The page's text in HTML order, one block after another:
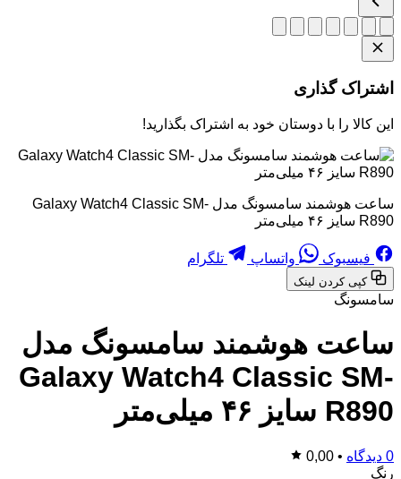
اشتراک گذاری
این کالا را با دوستان خود به اشتراک بگذارید!
ساعت هوشمند سامسونگ مدل Galaxy Watch4 Classic SM-
R890 سایز ۴۶ میلی‌متر
فیسبوک واتساپ تلگرام
کپی کردن لینک
سامسونگ
ساعت هوشمند سامسونگ مدل
Galaxy Watch4 Classic SM-
R890 سایز ۴۶ میلی‌متر
0 دیدگاه •
0,00
رنگ